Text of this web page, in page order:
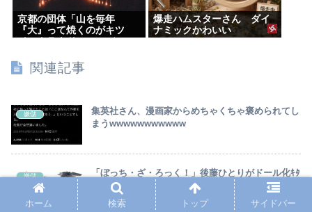
京都の団体「山を毎年
『大』って焼くのがキツ
爆走ハムスターさん ダイ
ナミックかわいい
関連記事
嫌儲
集英社さん、漫画家からめちゃくちゃ褒められてし
まうwwwwwwwwwww
嫌儲
「ぼっち・ざ・ろっく！」後藤ひとりがドール化ｷﾀ
━━(ﾟ∀ﾟ)━━!!『とある科学の超電磁砲T』御坂美
琴がプラモデル化ｷﾀ━━(ﾟ∀ﾟ)━━!!
ホーム 検索 トップ サイドバー